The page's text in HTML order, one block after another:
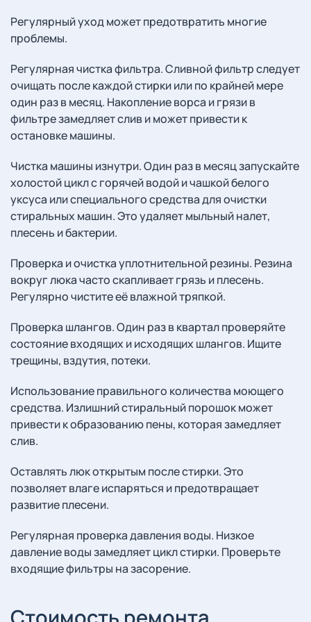
Регулярный уход может предотвратить многие
проблемы.
Регулярная чистка фильтра. Сливной фильтр следует
очищать после каждой стирки или по крайней мере
один раз в месяц. Накопление ворса и грязи в
фильтре замедляет слив и может привести к
остановке машины.
Чистка машины изнутри. Один раз в месяц запускайте
холостой цикл с горячей водой и чашкой белого
уксуса или специального средства для очистки
стиральных машин. Это удаляет мыльный налет,
плесень и бактерии.
Проверка и очистка уплотнительной резины. Резина
вокруг люка часто скапливает грязь и плесень.
Регулярно чистите её влажной тряпкой.
Проверка шлангов. Один раз в квартал проверяйте
состояние входящих и исходящих шлангов. Ищите
трещины, вздутия, потеки.
Использование правильного количества моющего
средства. Излишний стиральный порошок может
привести к образованию пены, которая замедляет
слив.
Оставлять люк открытым после стирки. Это
позволяет влаге испаряться и предотвращает
развитие плесени.
Регулярная проверка давления воды. Низкое
давление воды замедляет цикл стирки. Проверьте
входящие фильтры на засорение.